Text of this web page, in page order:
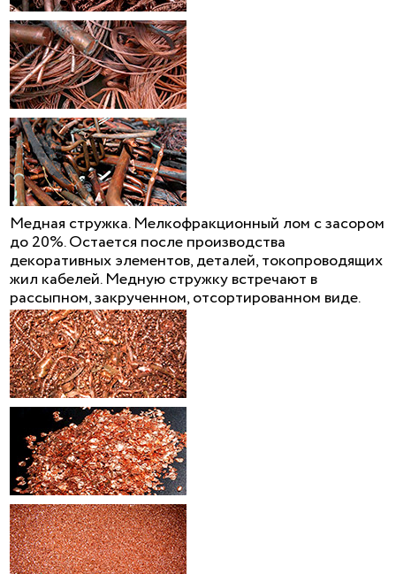
Медная стружка. Мелкофракционный лом с засором
до 20%. Остается после производства
декоративных элементов, деталей, токопроводящих
жил кабелей. Медную стружку встречают в
рассыпном, закрученном, отсортированном виде.